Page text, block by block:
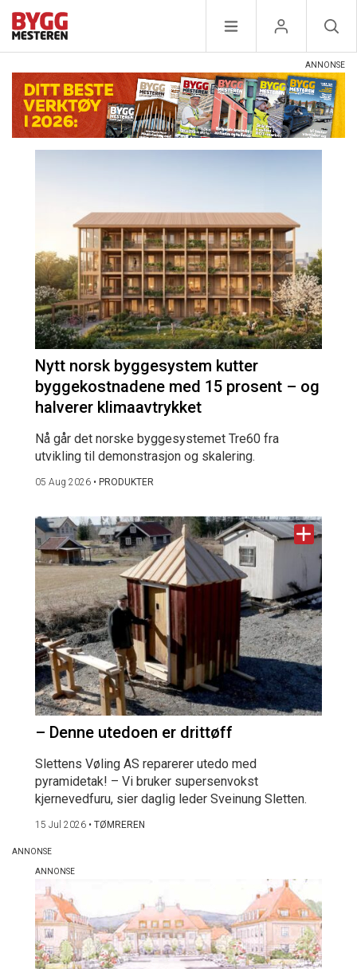
Nytt norsk byggesystem kutter
byggekostnadene med 15 prosent – og
halverer klimaavtrykket
Nå går det norske byggesystemet Tre60 fra
utvikling til demonstrasjon og skalering.
05 Aug 2026 • PRODUKTER
– Denne utedoen er drittøff
Slettens Vøling AS reparerer utedo med
pyramidetak! – Vi bruker supersenvokst
kjernevedfuru, sier daglig leder Sveinung Sletten.
15 Jul 2026 • TØMREREN